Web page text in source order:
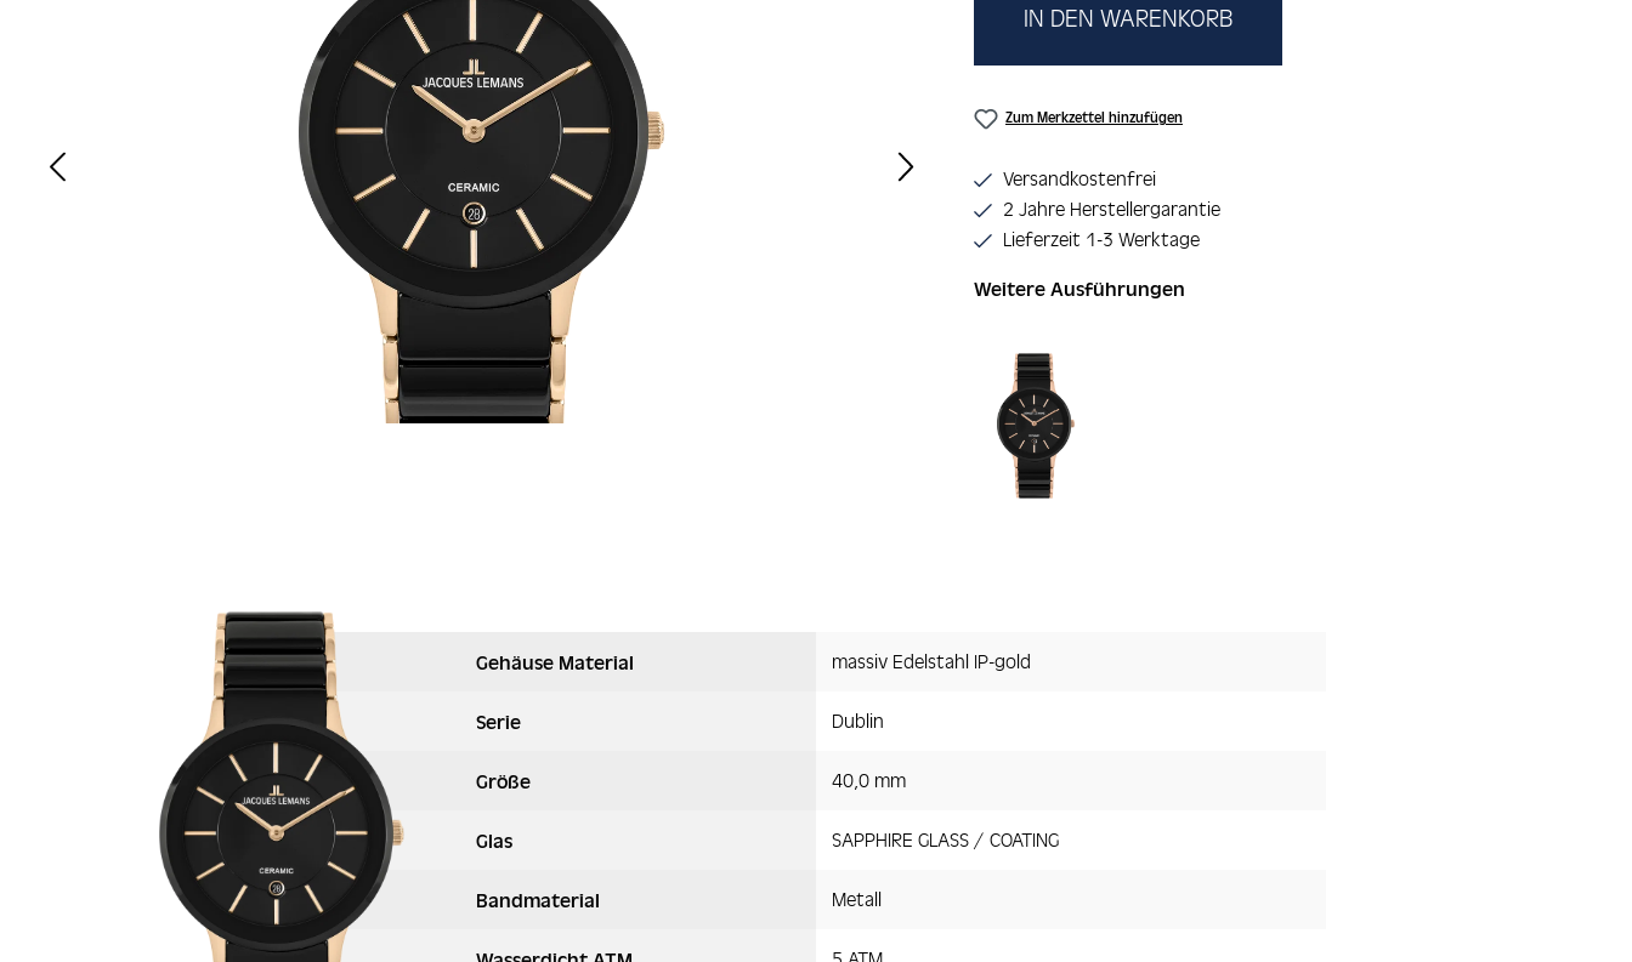
IN DEN WARENKORB
Zum Merkzettel hinzufügen
Versandkostenfrei
2 Jahre Herstellergarantie
Lieferzeit 1-3 Werktage
Weitere Ausführungen
Produktgalerie überspringen
Gehäuse Material massiv Edelstahl IP-gold
Serie Dublin
Größe 40,0 mm
Glas SAPPHIRE GLASS / COATING
Bandmaterial Metall